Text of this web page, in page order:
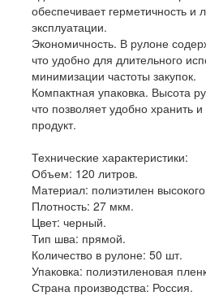
обеспечивает герметичность и
эксплуатации.
Экономичность. В рулоне
что удобно для длительного
минимизации частоты закупок.
Компактная упаковка. Высота
что позволяет удобно хранить
продукт.
Технические характеристики:
Объем: 120 литров.
Материал: полиэтилен
Плотность: 27 мкм.
Цвет: черный.
Тип шва: прямой.
Количество в рулоне: 50 шт.
Упаковка: полиэтиленовая
Страна производства: Россия.